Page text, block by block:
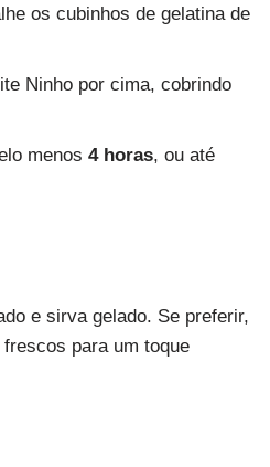
os cubinhos de gelatina de
Ninho por cima, cobrindo
menos 4 horas, ou até
e sirva gelado. Se preferir,
para um toque